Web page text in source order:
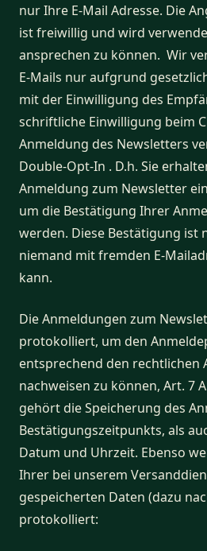
nur Ihre E-Mail Adresse. Die
ist freiwillig und wird
ansprechen zu können. Wir
E-Mails nur aufgrund
mit der Einwilligung des
schriftliche Einwilligung beim
Anmeldung des Newsletters
Double-Opt-In . D.h. Sie
Anmeldung zum Newsletter
um die Bestätigung Ihrer
werden. Diese Bestätigung ist
niemand mit fremden E-
kann.
Die Anmeldungen zum
protokolliert, um den
entsprechend den rechtlichen
nachweisen zu können, Art. 7
gehört die Speicherung des
Bestätigungszeitpunkts, als
Datum und Uhrzeit. Ebenso
Ihrer bei unserem
gespeicherten Daten (dazu
protokolliert: